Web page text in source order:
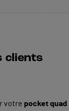
clients
votre pocket quad